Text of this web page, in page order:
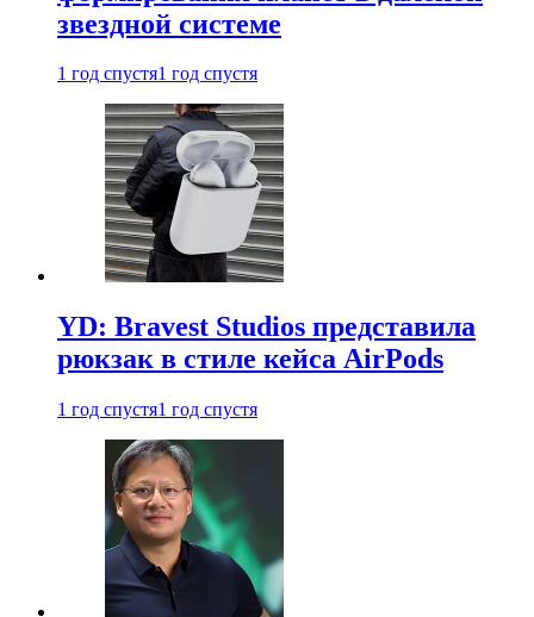
звездной системе
1 год спустя1 год спустя
YD: Bravest Studios представила
рюкзак в стиле кейса AirPods
1 год спустя1 год спустя